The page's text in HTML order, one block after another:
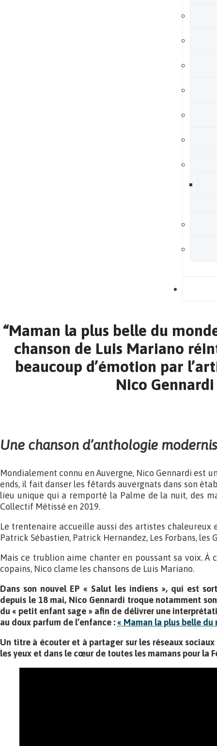
“Maman la plus belle du
chanson de Luis Mariano
beaucoup d’émotion par
Nico Gennardi
Une chanson d’anthologie
Mondialement connu en Auvergne, Nico Gennardi est
ends, il fait danser les fêtards auvergnats dans son
lieu unique qui a remporté la Palme de la nuit, des
Collectif Métissé en 2019.
Le trentenaire accueille aussi des artistes chaleureux
Patrick Sébastien, Patrick Hernandez, Les Forbans, les
Mais ce trublion aime chanter en poussant sa voix. À
copains, Nico clame les chansons de Luis Mariano.
Dans son nouvel EP « Salut les indiens », qui est
depuis le 18 mai, Nico Gennardi troque notamment
du « petit enfant sage » afin de délivrer une
au doux parfum de l’enfance :« Maman la plus belle du
Un titre à écouter et à partager sur les réseaux
les yeux et dans le cœur de toutes les mamans pour la